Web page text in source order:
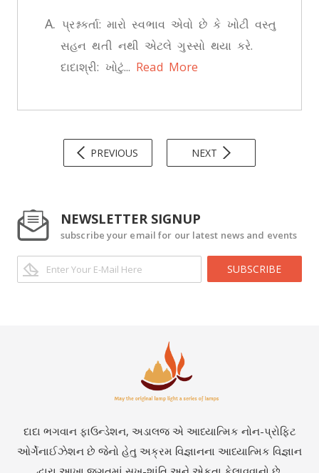
A. પ્રશ્નકર્તા: મારો સ્વભાવ એવો છે કે ખોટી વસ્તુ
સહન થતી નથી એટલે ગુસ્સો થયા કરે.
દાદાશ્રી: ખોટું... Read More
PREVIOUS NEXT
NEWSLETTER SIGNUP
subscribe your email for our latest news and events
SUBSCRIBE
દાદા ભગવાન ફાઉન્ડેશન, અડાલજ એ આધ્યાત્મિક નોન-પ્રોફિટ
ઓર્ગેનાઈઝેશન છે જેનો હેતુ અક્રમ વિજ્ઞાનના આધ્યાત્મિક વિજ્ઞાન